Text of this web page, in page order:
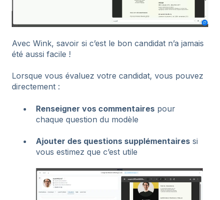
Avec Wink, savoir si c’est le bon candidat n’a jamais
été aussi facile !
Lorsque vous évaluez votre candidat, vous pouvez
directement :
Renseigner vos commentaires pour
chaque question du modèle
Ajouter des questions supplémentaires si
vous estimez que c’est utile